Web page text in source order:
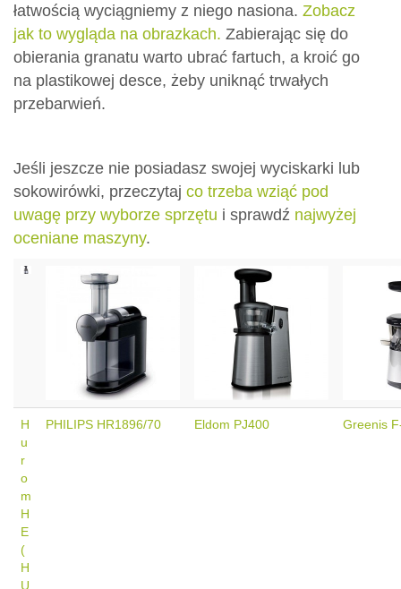
łatwością wyciągniemy z niego nasiona. Zobacz
jak to wygląda na obrazkach. Zabierając się do
obierania granatu warto ubrać fartuch, a kroić go
na plastikowej desce, żeby uniknąć trwałych
przebarwień.
Jeśli jeszcze nie posiadasz swojej wyciskarki lub
sokowirówki, przeczytaj co trzeba wziąć pod
uwagę przy wyborze sprzętu i sprawdź najwyżej
oceniane maszyny.
H
u
r
o
m
H
E
(
H
U
PHILIPS HR1896/70 Eldom PJ400 Greenis